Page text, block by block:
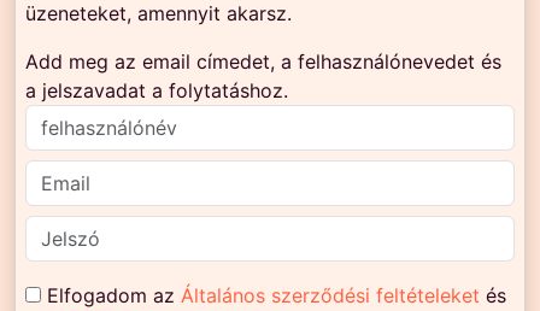
üzeneteket, amennyit akarsz.
Add meg az email címedet, a felhasználónevedet és
a jelszavadat a folytatáshoz.
Elfogadom az Általános szerződési feltételeket és